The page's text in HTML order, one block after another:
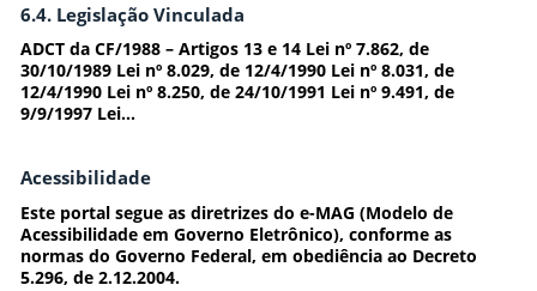
6.4. Legislação Vinculada
ADCT da CF/1988 – Artigos 13 e 14 Lei nº 7.862, de
30/10/1989 Lei nº 8.029, de 12/4/1990 Lei nº 8.031, de
12/4/1990 Lei nº 8.250, de 24/10/1991 Lei nº 9.491, de
9/9/1997 Lei...
Acessibilidade
Este portal segue as diretrizes do e-MAG (Modelo de
Acessibilidade em Governo Eletrônico), conforme as
normas do Governo Federal, em obediência ao Decreto
5.296, de 2.12.2004.